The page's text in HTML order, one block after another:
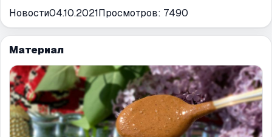
Новости04.10.2021Просмотров: 7490
Материал